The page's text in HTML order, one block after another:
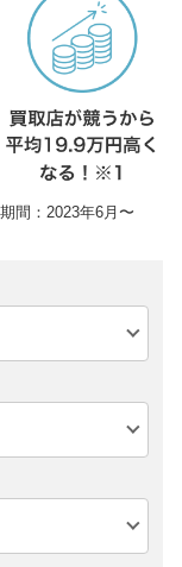
間：2023年6月〜